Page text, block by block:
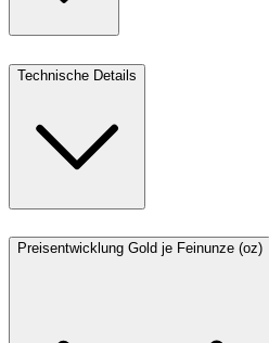
Technische Details
Preisentwicklung Gold je Feinunze (oz)